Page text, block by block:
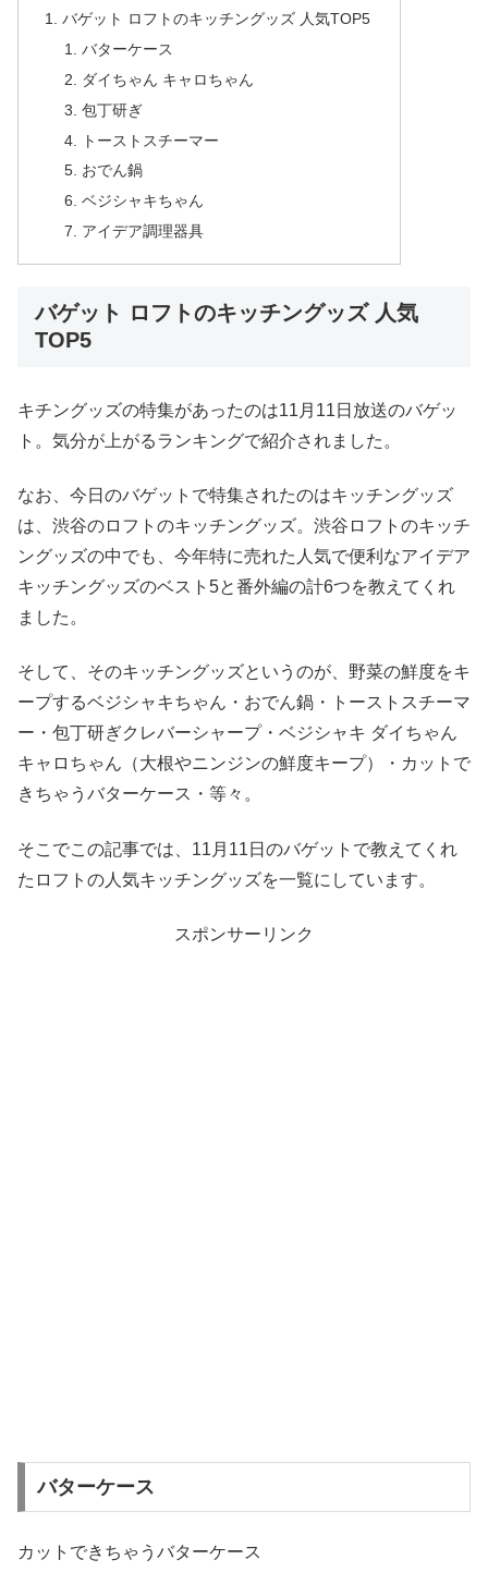
バゲット ロフトのキッチングッズ 人気TOP5
バターケース
ダイちゃん キャロちゃん
包丁研ぎ
トーストスチーマー
おでん鍋
ベジシャキちゃん
アイデア調理器具
バゲット ロフトのキッチングッズ 人気
TOP5
キチングッズの特集があったのは11月11日放送のバゲッ
ト。気分が上がるランキングで紹介されました。
なお、今日のバゲットで特集されたのはキッチングッズ
は、渋谷のロフトのキッチングッズ。渋谷ロフトのキッチ
ングッズの中でも、今年特に売れた人気で便利なアイデア
キッチングッズのベスト5と番外編の計6つを教えてくれ
ました。
そして、そのキッチングッズというのが、野菜の鮮度をキ
ープするベジシャキちゃん・おでん鍋・トーストスチーマ
ー・包丁研ぎクレバーシャープ・ベジシャキ ダイちゃん
キャロちゃん（大根やニンジンの鮮度キープ）・カットで
きちゃうバターケース・等々。
そこでこの記事では、11月11日のバゲットで教えてくれ
たロフトの人気キッチングッズを一覧にしています。
スポンサーリンク
バターケース
カットできちゃうバターケース